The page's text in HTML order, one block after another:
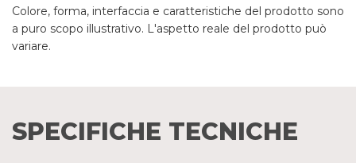
Colore, forma, interfaccia e caratteristiche del prodotto sono
a puro scopo illustrativo. L'aspetto reale del prodotto può
variare.
SPECIFICHE TECNICHE